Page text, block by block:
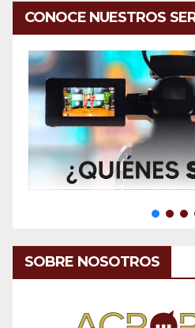
CONOCE NUESTROS
SOBRE NOSOTROS